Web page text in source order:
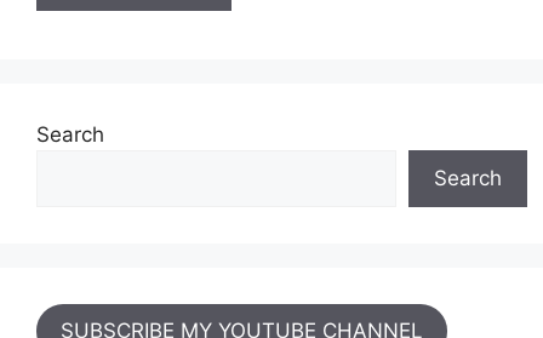
Search
Search
SUBSCRIBE MY YOUTUBE CHANNEL